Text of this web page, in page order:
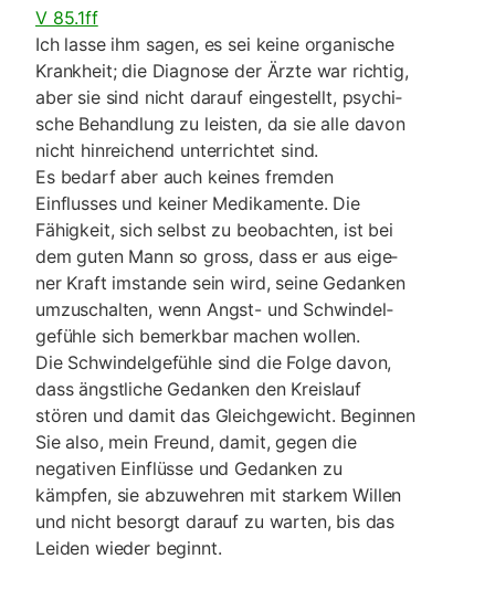
V 85.1ff
Ich lasse ihm sagen, es sei keine organische
Krankheit; die Diagnose der Ärzte war richtig,
aber sie sind nicht darauf eingestellt, psychi­
sche Behandlung zu leisten, da sie alle davon
nicht hinreichend unter­richtet sind.
Es bedarf aber auch keines fremden
Einflusses und kei­ner Medikamente. Die
Fähig­keit, sich selbst zu beobach­ten, ist bei
dem guten Mann so gross, dass er aus eige­
ner Kraft imstande sein wird, seine Gedanken
umzuschalten, wenn Angst- und Schwindel­
gefühle sich bemerkbar machen wollen.
Die Schwindelgefühle sind die Folge davon,
dass ängst­liche Gedanken den Kreislauf
stören und damit das Gleichgewicht. Beginnen
Sie also, mein Freund, damit, gegen die
negativen Einflüsse und Gedan­ken zu
kämpfen, sie abzuweh­ren mit starkem Willen
und nicht besorgt darauf zu warten, bis das
Leiden wieder beginnt.